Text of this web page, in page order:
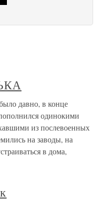
давно, в конце
одинокими
из послевоенных
на заводы, на
в дома,